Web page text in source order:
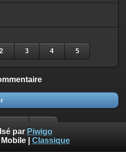
2 3 4 5
par Piwigo
Mobile Classique